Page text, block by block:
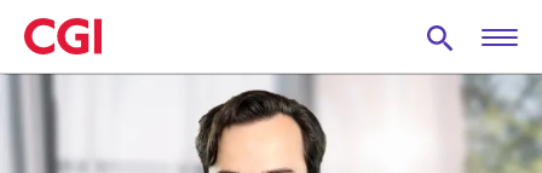
Skip
to
main
content